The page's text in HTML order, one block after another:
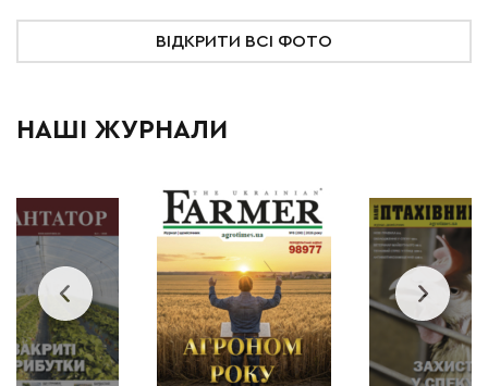
ВІДКРИТИ ВСІ ФОТО
НАШІ ЖУРНАЛИ